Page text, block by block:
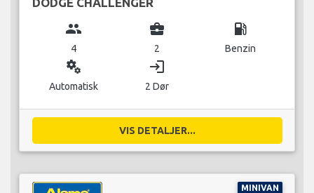
group
4
business_center
2
local_gas_station
Benzin
miscellaneous_services
Automatisk
login
2 Dør
VIS DETALJER...
MINIVAN